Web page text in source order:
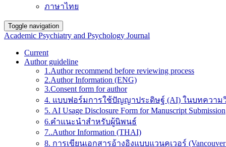
ภาษาไทย
Toggle navigation
Academic Psychiatry and Psychology Journal
Current
Author guideline
1.Author recommend before reviewing process
2.Author Information (ENG)
3.Consent form for author
4. แบบฟอร์มการใช้ปัญญาประดิษฐ์ (AI) ในบทความ
5. AI Usage Disclosure Form for Manuscript Submission
6.คำแนะนำสำหรับผู้นิพนธ์
7..Author Information (THAI)
8. การเขียนเอกสารอ้างอิงแบบแวนคูเวอร์ (Vancouver